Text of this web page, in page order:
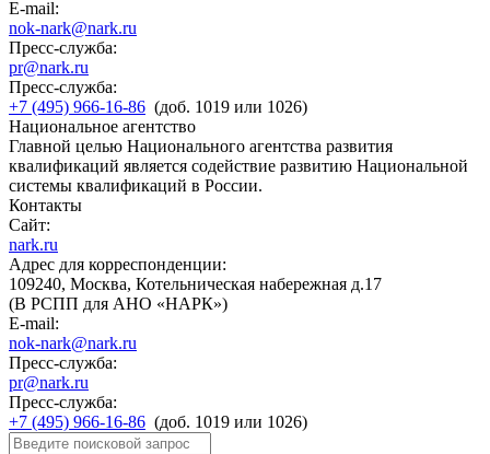
E-mail:
nok-nark@nark.ru
Пресс-служба:
pr@nark.ru
Пресс-служба:
+7 (495) 966-16-86 (доб. 1019 или 1026)
Национальное агентство
Главной целью Национального агентства развития
квалификаций является содействие развитию Национальной
системы квалификаций в России.
Контакты
Сайт:
nark.ru
Адрес для корреспонденции:
109240, Москва, Котельническая набережная д.17
(В РСПП для АНО «НАРК»)
E-mail:
nok-nark@nark.ru
Пресс-служба:
pr@nark.ru
Пресс-служба:
+7 (495) 966-16-86 (доб. 1019 или 1026)